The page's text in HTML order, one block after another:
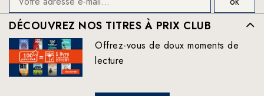
DÉCOUVREZ NOS TITRES À PRIX CLUB
Offrez-vous de doux moments de
lecture